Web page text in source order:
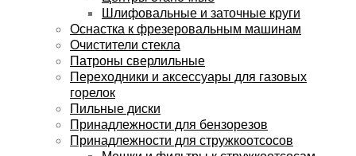
Шлифовальные и заточные круги
Оснастка к фрезеровальным машинам
Очистители стекла
Патроны сверлильные
Переходники и аксессуары для газовых
горелок
Пильные диски
Принадлежности для бензорезов
Принадлежности для стружкоотсосов